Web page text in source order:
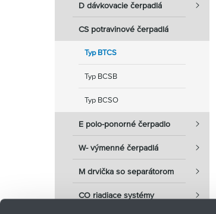
D dávkovacie čerpadlá
CS potravinové čerpadlá
Typ BTCS
Typ BCSB
Typ BCSO
E polo-ponorné čerpadlo
W- výmenné čerpadlá
M drvička so separátorom
CO riadiace systémy